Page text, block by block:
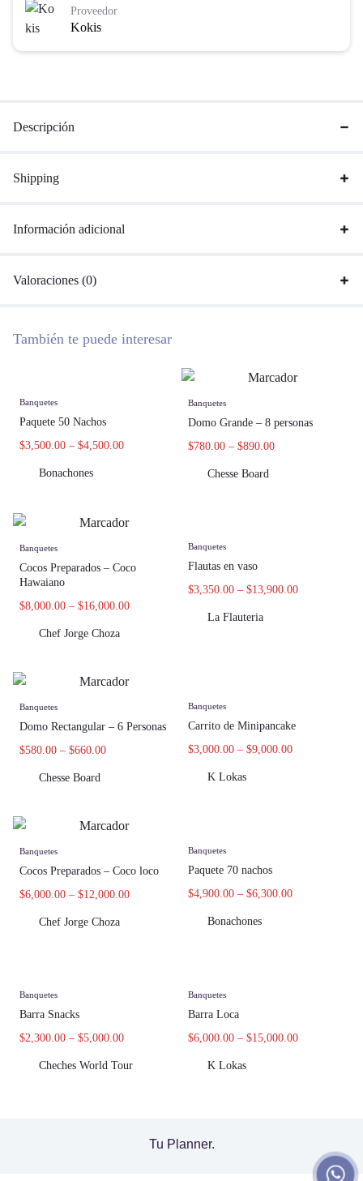
Kokis
Proveedor
Descripción
Shipping
Información adicional
Valoraciones (0)
También te puede interesar
Banquetes
Paquete 50 Nachos
$3,500.00 – $4,500.00
Bonachones
Banquetes
Domo Grande – 8 personas
$780.00 – $890.00
Chesse Board
Banquetes
Cocos Preparados – Coco
Hawaiano
$8,000.00 – $16,000.00
Chef Jorge Choza
Banquetes
Flautas en vaso
$3,350.00 – $13,900.00
La Flauteria
Banquetes
Domo Rectangular – 6 Personas
$580.00 – $660.00
Chesse Board
Banquetes
Carrito de Minipancake
$3,000.00 – $9,000.00
K Lokas
Banquetes
Cocos Preparados – Coco loco
$6,000.00 – $12,000.00
Chef Jorge Choza
Banquetes
Paquete 70 nachos
$4,900.00 – $6,300.00
Bonachones
Banquetes
Barra Snacks
$2,300.00 – $5,000.00
Cheches World Tour
Banquetes
Barra Loca
$6,000.00 – $15,000.00
K Lokas
Tu Planner.